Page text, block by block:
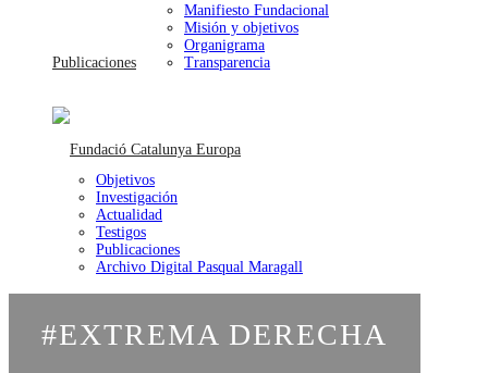
Publicaciones
Manifiesto Fundacional
Misión y objetivos
Organigrama
Transparencia
Objetivos
Investigación
Actualidad
Testigos
Publicaciones
Archivo Digital Pasqual Maragall
#EXTREMA DERECHA